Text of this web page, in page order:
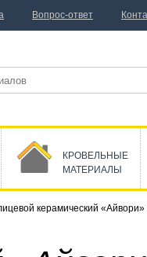
керамический
КРОВЕЛЬНЫЕ
МАТЕРИАЛЫ
Вопрос-ответ